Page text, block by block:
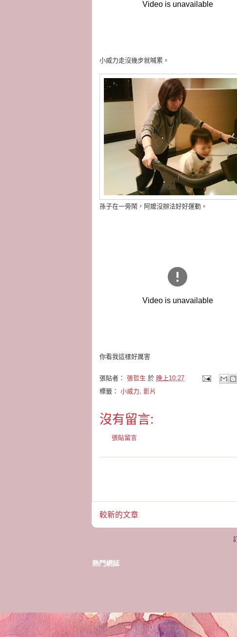
小威力走沒幾步就喊累。
孫子在一旁鬧，阿嬤沒辦法好好運動。
你看我這樣好厲害
張貼者： 張哲生 於 晚上10:27
標籤： 小威力, 影片
沒有留言:
張貼留言
較新的文章
熱門網誌